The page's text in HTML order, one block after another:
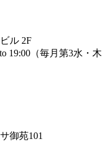
ル 2F
19:00（毎月第3水・木
御苑101